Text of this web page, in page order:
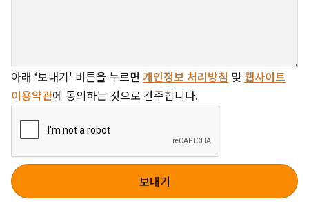
아래 ‘보내기' 버튼을 누르면 개인정보 처리방침 및 웹사이트
이용약관에 동의하는 것으로 간주합니다.